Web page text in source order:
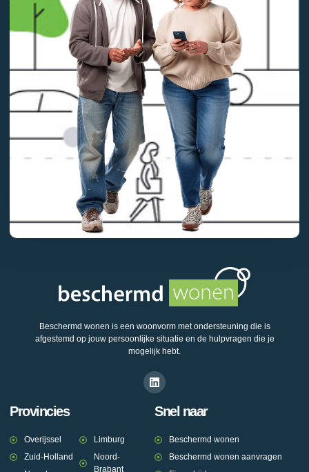
Beschermd wonen is een woonvorm met ondersteuning die is
afgestemd op jouw persoonlijke situatie en de hulpvragen die je
mogelijk hebt.
Provincies
Overijssel
Zuid-Holland
Limburg
Noord-
Brabant
Snel naar
Beschermd wonen
Beschermd wonen aanvragen